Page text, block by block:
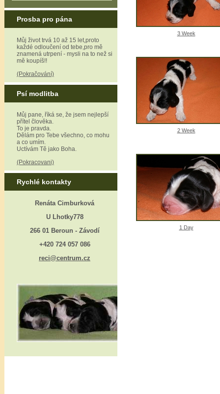
Prosba pro pána
Můj život trvá 10 až 15 let,proto
každé odloučení od tebe,pro mě
znamená utrpení - mysli na to než si
mě koupíš!!
(Pokračování)
Psí modlitba
Můj pane, říká se, že jsem nejlepší
přítel člověka.
To je pravda.
Dělám pro Tebe všechno, co mohu
a co umím.
Uctívám Tě jako Boha.
(Pokracovani)
Rychlé kontakty
Renáta Cimburková
U Lhotky778
266 01 Beroun - Závodí
+420 724 057 086
reci@centrum.cz
3 Week
2 Week
1 Day